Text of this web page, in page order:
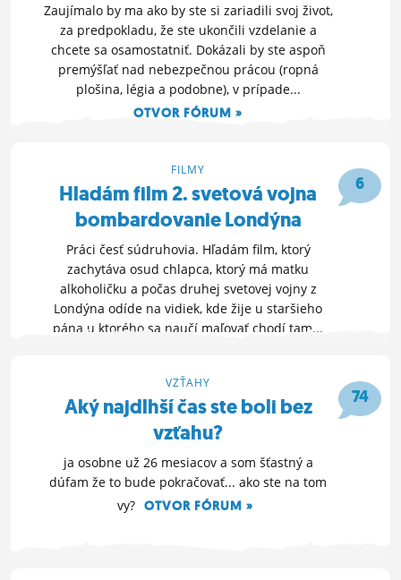
Zaujímalo by ma ako by ste si zariadili svoj život,
za predpokladu, že ste ukončili vzdelanie a
chcete sa osamostatniť. Dokázali by ste aspoň
premýšľať nad nebezpečnou prácou (ropná
plošina, légia a podobne), v prípade...
OTVOR FÓRUM »
6
FILMY
Hladám film 2. svetová vojna
bombardovanie Londýna
Práci česť súdruhovia. Hľadám film, ktorý
zachytáva osud chlapca, ktorý má matku
alkoholičku a počas druhej svetovej vojny z
Londýna odíde na vidiek, kde žije u staršieho
pána u ktorého sa naučí maľovať chodí tam...
25. 8. 2014 07:47
74
VZŤAHY
Aký najdlhší čas ste boli bez
vzťahu?
ja osobne už 26 mesiacov a som šťastný a
dúfam že to bude pokračovať... ako ste na tom
vy? OTVOR FÓRUM »